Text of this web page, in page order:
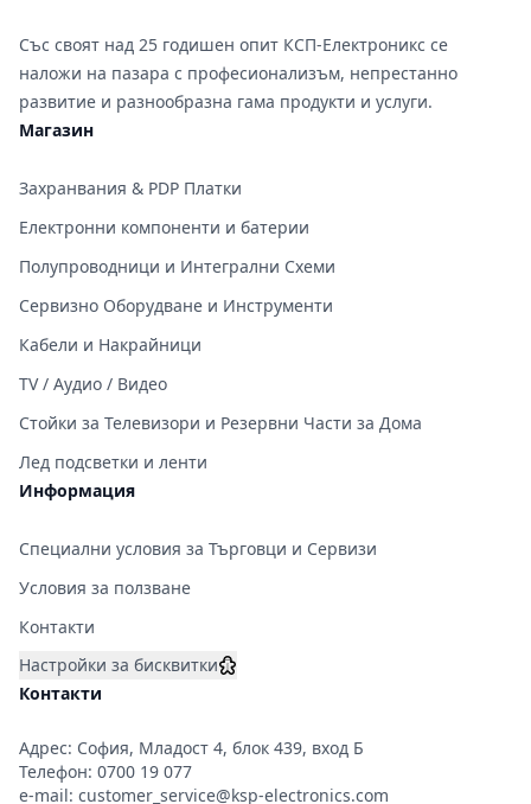
Със своят над 25 годишен опит КСП-Електроникс се
наложи на пазара с професионализъм, непрестанно
развитие и разнообразна гама продукти и услуги.
Магазин
Захранвания & PDP Платки
Електронни компоненти и батерии
Полупроводници и Интегрални Схеми
Сервизно Оборудване и Инструменти
Кабели и Накрайници
TV / Аудио / Видео
Стойки за Телевизори и Резервни Части за Дома
Лед подсветки и ленти
Информация
Специални условия за Търговци и Сервизи
Условия за ползване
Контакти
Настройки за бисквитки
Контакти
Адрес: София, Младост 4, блок 439, вход Б
Телефон: 0700 19 077
e-mail: customer_service@ksp-electronics.com